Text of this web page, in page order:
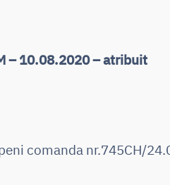
– 10.08.2020 – atribuit
comanda nr.745CH/